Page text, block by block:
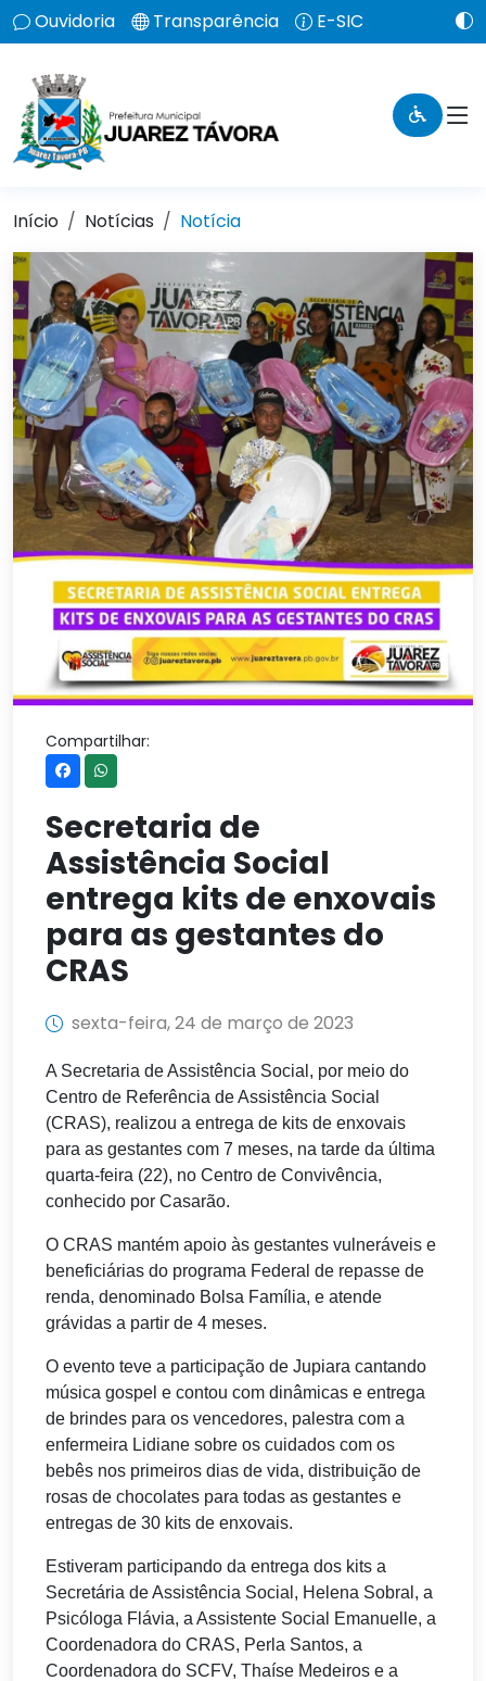
Ouvidoria Transparência E-SIC
Início Notícias Notícia
Compartilhar:
Secretaria de
Assistência Social
entrega kits de enxovais
para as gestantes do
CRAS
sexta-feira, 24 de março de 2023
A Secretaria de Assistência Social, por meio do
Centro de Referência de Assistência Social
(CRAS), realizou a entrega de kits de enxovais
para as gestantes com 7 meses, na tarde da última
quarta-feira (22), no Centro de Convivência,
conhecido por Casarão.
O CRAS mantém apoio às gestantes vulneráveis e
beneficiárias do programa Federal de repasse de
renda, denominado Bolsa Família, e atende
grávidas a partir de 4 meses.
O evento teve a participação de Jupiara cantando
música gospel e contou com dinâmicas e entrega
de brindes para os vencedores, palestra com a
enfermeira Lidiane sobre os cuidados com os
bebês nos primeiros dias de vida, distribuição de
rosas de chocolates para todas as gestantes e
entregas de 30 kits de enxovais.
Estiveram participando da entrega dos kits a
Secretária de Assistência Social, Helena Sobral, a
Psicóloga Flávia, a Assistente Social Emanuelle, a
Coordenadora do CRAS, Perla Santos, a
Coordenadora do SCFV, Thaíse Medeiros e a